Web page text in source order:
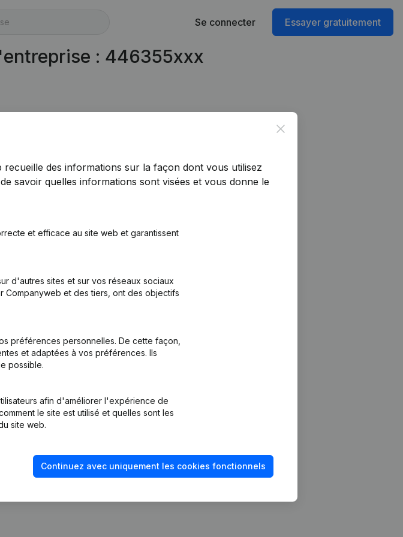
Se connecter Essayer gratuitement
: 446355xxx
Close
des informations sur la façon dont vous utilisez
savoir quelles informations sont visées et vous donne le
et efficace au site web et garantissent
d'autres sites et sur vos réseaux sociaux
Companyweb et des tiers, ont des objectifs
préférences personnelles. De cette façon,
et adaptées à vos préférences. Ils
possible.
afin d'améliorer l'expérience de
le site est utilisé et quelles sont les
site web.
Continuez avec uniquement les cookies fonctionnels
fraude
Consulter des comptes annuels
Vérification de la solvabilité